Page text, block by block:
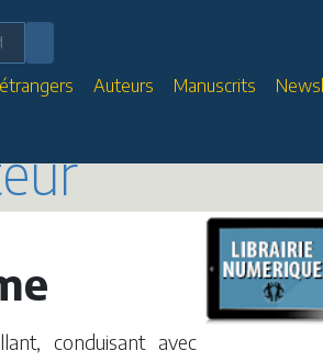
Auteurs Manuscrits
conduisant avec